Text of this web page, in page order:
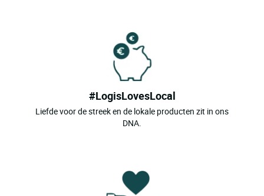
#LogisLovesLocal
Liefde voor de streek en de lokale producten zit in ons
DNA.